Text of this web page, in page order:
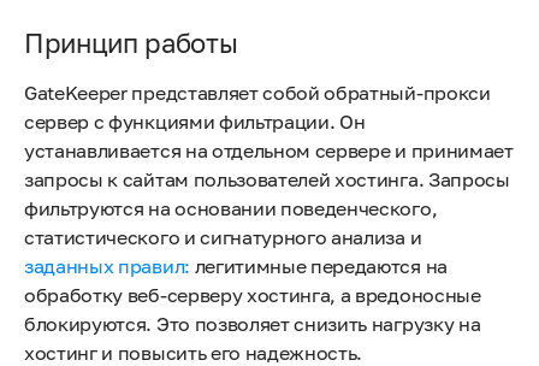
Принцип работы
GateKeeper представляет собой обратный-прокси
сервер с функциями фильтрации. Он
устанавливается на отдельном сервере и принимает
запросы к сайтам пользователей хостинга. Запросы
фильтруются на основании поведенческого,
статистического и сигнатурного анализа и
заданных правил: легитимные передаются на
обработку веб-серверу хостинга, а вредоносные
блокируются. Это позволяет снизить нагрузку на
хостинг и повысить его надежность.